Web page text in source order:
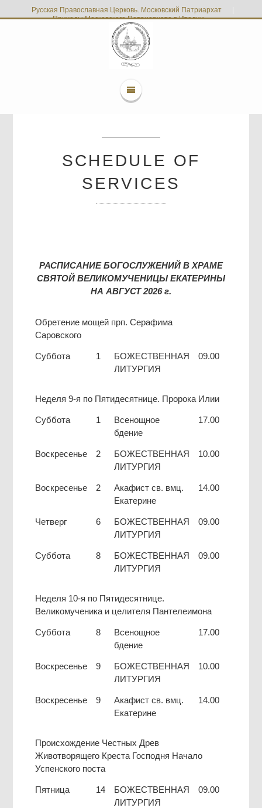
Русская Православная Церковь. Московский Патриархат
Приходы Московского Патриархата в Италии
SCHEDULE OF
SERVICES
РАСПИСАНИЕ БОГОСЛУЖЕНИЙ В ХРАМЕ
СВЯТОЙ ВЕЛИКОМУЧЕНИЦЫ ЕКАТЕРИНЫ
НА АВГУСТ 2026 г.
Обретение мощей прп. Серафима
Саровского
Суббота 1
БОЖЕСТВЕННАЯ
ЛИТУРГИЯ
09.00
Неделя 9-я по Пятидесятнице. Пророка Илии
Суббота 1
Всенощное
бдение
17.00
Воскресенье 2
БОЖЕСТВЕННАЯ
ЛИТУРГИЯ
10.00
Воскресенье 2
Акафист св. вмц.
Екатерине
14.00
Четверг 6
БОЖЕСТВЕННАЯ
ЛИТУРГИЯ
09.00
Суббота 8
БОЖЕСТВЕННАЯ
ЛИТУРГИЯ
09.00
Неделя 10-я по Пятидесятнице.
Великомученика и целителя Пантелеимона
Суббота 8
Всенощное
бдение
17.00
Воскресенье 9
БОЖЕСТВЕННАЯ
ЛИТУРГИЯ
10.00
Воскресенье 9
Акафист св. вмц.
Екатерине
14.00
Происхождение Честных Древ
Животворящего Креста Господня Начало
Успенского поста
Пятница 14
БОЖЕСТВЕННАЯ
ЛИТУРГИЯ
09.00